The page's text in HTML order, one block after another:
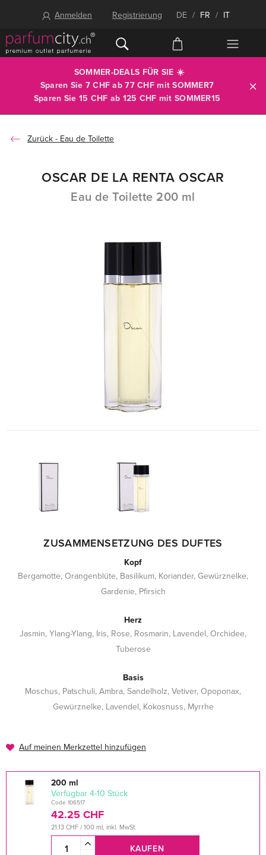
Anmelden Registrierung DE / FR / IT
SOMMER-DEALS FÜR SIE ☀️
Sparen Sie 7 CHF ab 77 CHF mitSOMMER7
Sparen Sie 15 CHF ab 125 CHF mit SOMMER15
Eau de Toilette
OSCAR DE LA RENTA OSCAR
Eau de Toilette 200 ml
ZUSAMMENSETZUNG DES DUFTES
Kopf
Bergamotte, Orangenblüte, Basilikum, Koriander, Gewürznelke,
Gardenie, Pfirsich
Herz
Jasmin, Ylang-Ylang, Iris, Rose, Rosmarin, Lavendel, Orchidee,
Tuberose
Basis
Moschus, Patschuli, Ambra, Sandelholz, Vetiver, Opoponax,
Gewürznelke, Lavendel, Kokosnuss, Myrrhe
Auf meinen Merkzettel hinzufügen
200 ml
verfügbar 4-10 Stück
Code 106517
42.25 CHF
21.13 CHF / 100 ml, inkl. MwSt.
KAUFEN